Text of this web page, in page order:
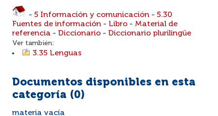
- 5 Información y comunicación - 5.30
Fuentes de información - Libro - Material de
referencia - Diccionario - Diccionario plurilingüe
Ver también:
3.35 Lenguas
Documentos disponibles en esta
categoría (0)
materia vacía